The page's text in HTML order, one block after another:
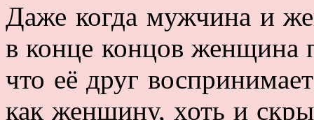
Даже когда мужчина и
в конце концов женщина
что её друг
как женщину, хоть и